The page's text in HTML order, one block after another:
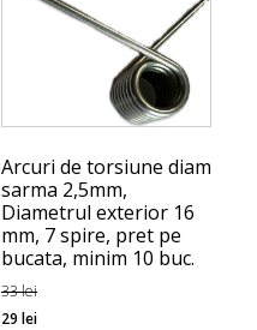
Arcuri de torsiune diam
sarma 2,5mm,
Diametrul exterior 16
mm, 7 spire, pret pe
bucata, minim 10 buc.
33lei
Prețul
29leiPrețul